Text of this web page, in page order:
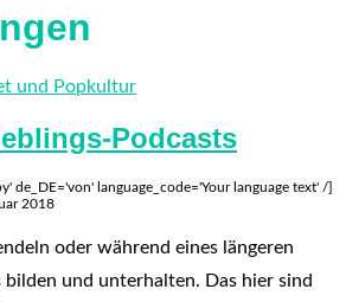
und Popkultur
Podcasts
de_DE='von' language_code='Your language text' /]
2018
oder während eines längeren
bilden und unterhalten. Das hier sind